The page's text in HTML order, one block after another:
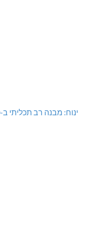
ינוח: מבנה רב תכליתי ב-120 מלש"ח